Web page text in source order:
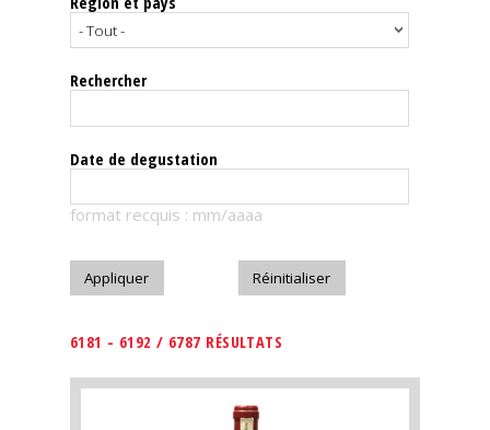
Le
magazine
Télécharger
Rechercher
Date de degustation
format recquis : mm/aaaa
6181 - 6192 / 6787 RÉSULTATS